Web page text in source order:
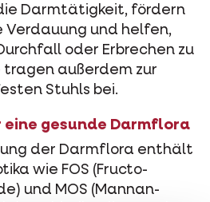
Darmtätigkeit, fördern
Verdauung und helfen,
oder Erbrechen zu
tragen außerdem zur
Stuhls bei.
gesunde Darmflora
der Darmflora enthält
wie FOS (Fructo-
und MOS (Mannan-